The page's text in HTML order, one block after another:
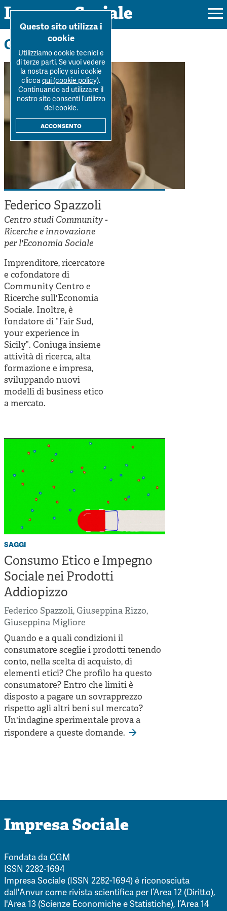
Impresa Sociale
Rivista
Ultimo numero
La Rivista
Submission
Autori
Archivio
Argomenti
Forum
Forum
Tutti gli articoli
Argomenti
Dossier
Workshop Impresa Sociale 2021
Impresa sociale, reciprocità e sostenibilità
Innovazione sociale
Cooperative di comunità
Impresa sociale e democrazia
Acini di fuoco - Dossier Mezzogiorno
Valutazione e dintorni
Contatti
Sostienici
Home Federico Spazzoli
Gli autori
Federico Spazzoli
Centro studi Community -
Ricerche e innovazione
per l'Economia Sociale
Imprenditore, ricercatore
e cofondatore di
Community Centro e
Ricerche sull'Economia
Sociale. Inoltre, è
fondatore di “Fair Sud,
your experience in
Sicily”. Coniuga insieme
attività di ricerca, alta
formazione e impresa,
sviluppando nuovi
modelli di business etico
a mercato.
saggi
Consumo Etico e Impegno
Sociale nei Prodotti
Addiopizzo
Federico Spazzoli,Giuseppina Rizzo,
Giuseppina Migliore
Quando e a quali condizioni il
consumatore sceglie i prodotti tenendo
conto, nella scelta di acquisto, di
elementi etici? Che profilo ha questo
consumatore? Entro che limiti è
disposto a pagare un sovrapprezzo
rispetto agli altri beni sul mercato?
Un'indagine sperimentale prova a
rispondere a queste domande.
Impresa Sociale
Fondata daCGM
ISSN 2282-1694
Impresa Sociale (ISSN 2282-1694) è riconosciuta
dall'Anvur come rivista scientifica per l’Area 12 (Diritto),
l'Area 13 (Scienze Economiche e Statistiche), l’Area 14
Questo sito utilizza i
cookie
Utilizziamo cookie tecnici e
di terze parti. Se vuoi vedere
la nostra policy sui cookie
cliccaqui (cookie policy).
Continuando ad utilizzare il
nostro sito consenti l’utilizzo
dei cookie.
acconsento